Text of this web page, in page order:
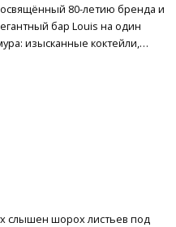
80-летию бренда и
бар Louis на один
изысканные коктейли,…
слышен шорох листьев под